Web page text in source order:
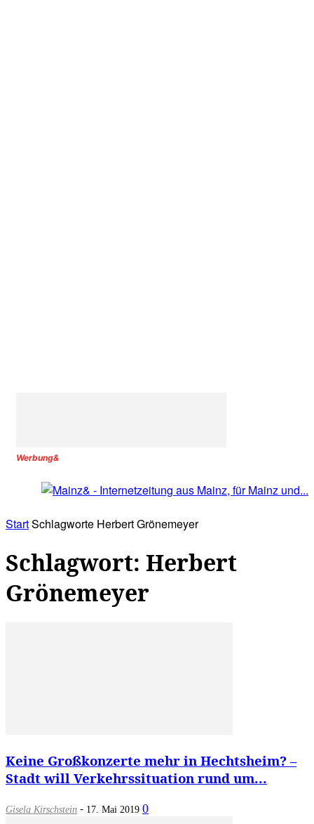
Werbung&
StartSchlagworte Herbert Grönemeyer
Schlagwort: Herbert
Grönemeyer
Keine Großkonzerte mehr in Hechtsheim? –
Stadt will Verkehrssituation rund um...
Gisela Kirschstein - 17. Mai 2019 0